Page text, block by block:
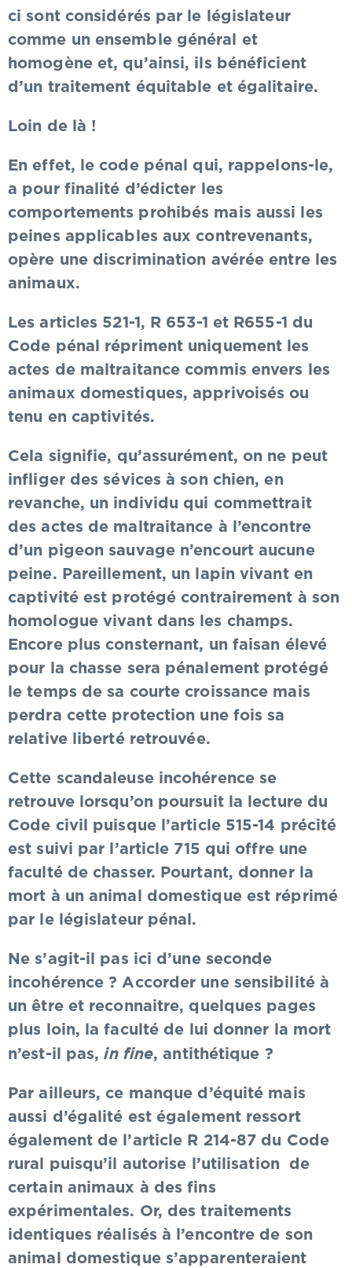
ci sont considérés par le législateur
comme un ensemble général et
homogène et, qu’ainsi, ils bénéficient
d’un traitement équitable et égalitaire.
Loin de là !
En effet, le code pénal qui, rappelons-le,
a pour finalité d’édicter les
comportements prohibés mais aussi les
peines applicables aux contrevenants,
opère une discrimination avérée entre les
animaux.
Les articles 521-1, R 653-1 et R655-1 du
Code pénal répriment uniquement les
actes de maltraitance commis envers les
animaux domestiques, apprivoisés ou
tenu en captivités.
Cela signifie, qu’assurément, on ne peut
infliger des sévices à son chien, en
revanche, un individu qui commettrait
des actes de maltraitance à l’encontre
d’un pigeon sauvage n’encourt aucune
peine. Pareillement, un lapin vivant en
captivité est protégé contrairement à son
homologue vivant dans les champs.
Encore plus consternant, un faisan élevé
pour la chasse sera pénalement protégé
le temps de sa courte croissance mais
perdra cette protection une fois sa
relative liberté retrouvée.
Cette scandaleuse incohérence se
retrouve lorsqu’on poursuit la lecture du
Code civil puisque l’article 515-14 précité
est suivi par l’article 715 qui offre une
faculté de chasser. Pourtant, donner la
mort à un animal domestique est réprimé
par le législateur pénal.
Ne s’agit-il pas ici d’une seconde
incohérence ? Accorder une sensibilité à
un être et reconnaitre, quelques pages
plus loin, la faculté de lui donner la mort
n’est-il pas,in fine, antithétique ?
Par ailleurs, ce manque d’équité mais
aussi d’égalité est également ressort
également de l’article R 214-87 du Code
rural puisqu’il autorise l’utilisation de
certain animaux à des fins
expérimentales. Or, des traitements
identiques réalisés à l’encontre de son
animal domestique s’apparenteraient